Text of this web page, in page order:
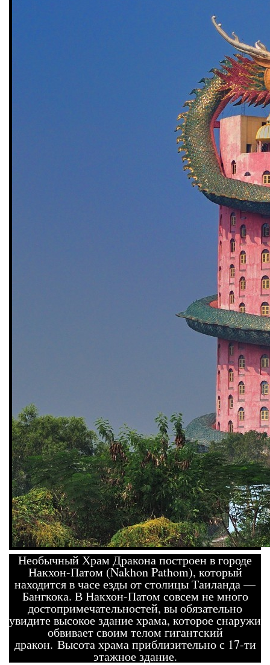
Необычный Храм Дракона построен в городе
Накхон-Патом (Nakhon Pathom), который
находится в часе езды от столицы Таиланда —
Бангкока. В Накхон-Патом совсем не много
достопримечательностей, вы обязательно
увидите высокое здание храма, которое снаружи
обвивает своим телом гигантский
дракон. Высота храма приблизительно с 17-ти
этажное здание.